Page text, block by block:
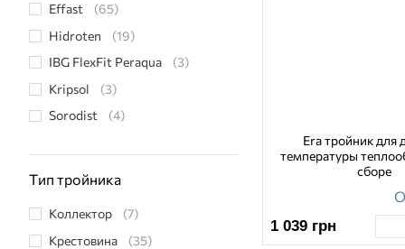
Effast
(65)
Hidroten
(19)
IBG FlexFit Peraqua
(3)
Kripsol
(3)
Sorodist
(4)
Тип тройника
Коллектор
(7)
Крестовина
(35)
Era тройник для
температуры
сборе
1 039 грн